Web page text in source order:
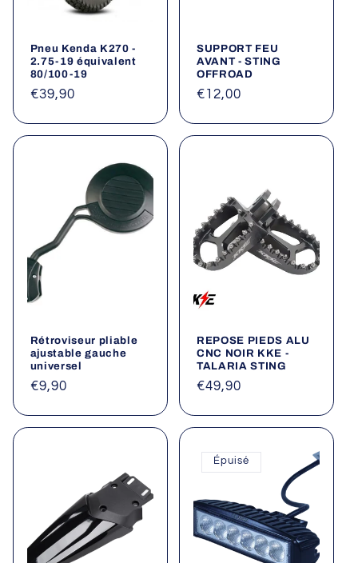
Pneu Kenda K270 -
2.75-19 équivalent
80/100-19
Prix
€39,90
SUPPORT FEU
AVANT - STING
OFFROAD
Prix
€12,00
Rétroviseur pliable
ajustable gauche
universel
Prix
€9,90
REPOSE PIEDS ALU
CNC NOIR KKE -
TALARIA STING
Prix
€49,90
Épuisé